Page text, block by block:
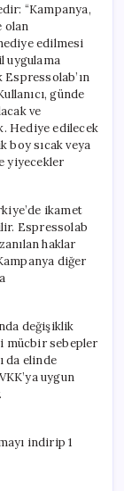
“Kampanya,
olan
edilmesi
uygulama
günde
ve
Hediye edilecek
boy sıcak veya
yiyecekler
ikamet
Espressolab
haklar
diğer
değişiklik
mücbir sebepler
da elinde
uygun
indirip 1